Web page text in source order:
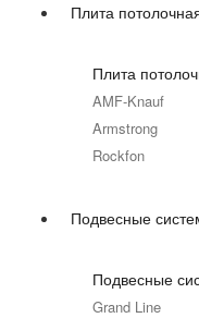
Плита
Плита
AMF-Knauf
Armstrong
Rockfon
Подвесные
Подвесные
Grand Line